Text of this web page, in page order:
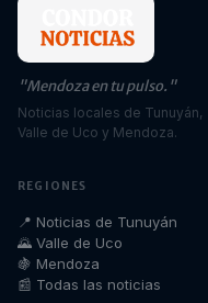
"Mendoza en tu pulso."
Noticias locales de Tunuyán,
Valle de Uco y Mendoza.
REGIONES
📍 Noticias de Tunuyán
🌄 Valle de Uco
🍇 Mendoza
📰 Todas las noticias